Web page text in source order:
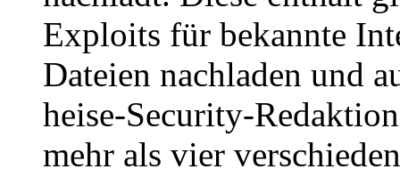
Exploits für bekannte
Dateien nachladen und
heise-Security-
mehr als vier